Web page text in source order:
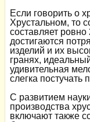
Если говорить о
Хрустальном, то
составляет
достигаются
изделий и их
гранях,
удивительная
слегка постучать
С развитием
производства
включают также